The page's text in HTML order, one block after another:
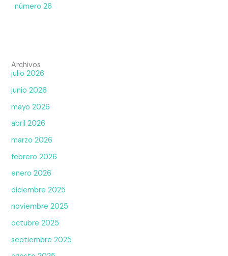
número 26
Archivos
julio 2026
junio 2026
mayo 2026
abril 2026
marzo 2026
febrero 2026
enero 2026
diciembre 2025
noviembre 2025
octubre 2025
septiembre 2025